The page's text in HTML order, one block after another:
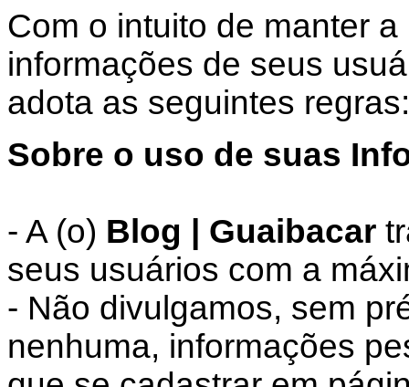
Com o intuito de manter
informações de seus
adota as seguintes regras:
Sobre o uso de suas
- A (o) Blog | Guaibacar
seus usuários com a
- Não divulgamos, sem
nenhuma, informações